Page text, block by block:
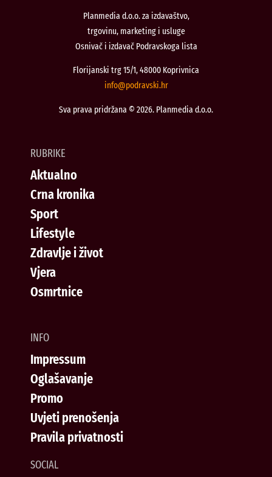
Planmedia d.o.o. za izdavaštvo,
trgovinu, marketing i usluge
Osnivač i izdavač Podravskoga lista
Florijanski trg 15/1, 48000 Koprivnica
rh.iksvardop
@ofni
Sva prava pridržana © 2026. Planmedia d.o.o.
RUBRIKE
Aktualno
Crna kronika
Sport
Lifestyle
Zdravlje i život
Vjera
Osmrtnice
INFO
Impressum
Oglašavanje
Promo
Uvjeti prenošenja
Pravila privatnosti
SOCIAL